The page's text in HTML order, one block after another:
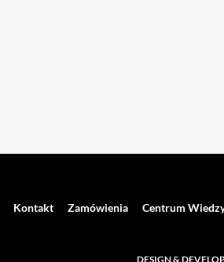
Kontakt Zamówienia Centrum
DESIGN &